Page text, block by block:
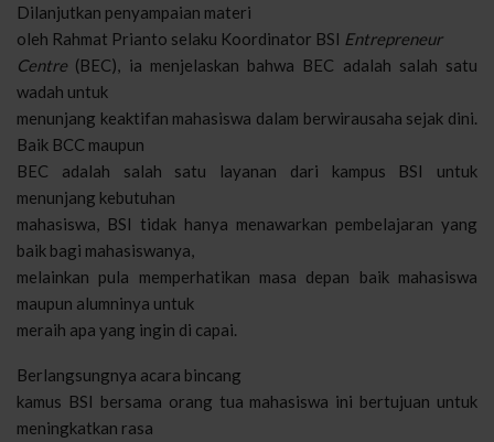
Dilanjutkan penyampaian materi
oleh Rahmat Prianto selaku Koordinator BSI Entrepreneur
Centre(BEC), ia menjelaskan bahwa BEC adalah salah satu
wadah untuk
menunjang keaktifan mahasiswa dalam berwirausaha sejak dini.
Baik BCC maupun
BEC adalah salah satu layanan dari kampus BSI untuk
menunjang kebutuhan
mahasiswa, BSI tidak hanya menawarkan pembelajaran yang
baik bagi mahasiswanya,
melainkan pula memperhatikan masa depan baik mahasiswa
maupun alumninya untuk
meraih apa yang ingin di capai.
Berlangsungnya acara bincang
kamus BSI bersama orang tua mahasiswa ini bertujuan untuk
meningkatkan rasa